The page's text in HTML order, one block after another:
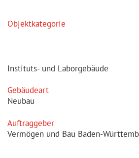
Objekt­ka­tegorie
Instituts- und Laborgebäude
Gebäudeart
Neubau
Auftraggeber
Vermögen und Bau Baden-